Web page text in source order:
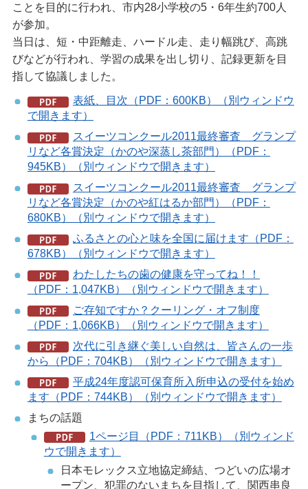
ことを目的に行われ、市内28小学校の5・6年生約700人
が参加。
当日は、短・中距離走、ハードル走、走り幅跳び、高跳
びなどが行われ、学習の成果を出し切り、記録更新を目
指して協議しました。
表紙、目次（PDF：600KB）（別ウィンドウ
で開きます）
スイーツコンクール2011最終審査 グランプ
リなど各賞決定（かのや深蒸し茶部門）（PDF：
945KB）（別ウィンドウで開きます）
スイーツコンクール2011最終審査 グランプ
リなど各賞決定（かのや紅はるか部門）（PDF：
680KB）（別ウィンドウで開きます）
ふるさとの心と味を全国に届けます（PDF：
678KB）（別ウィンドウで開きます）
わたしたちの歯の健康を守ってね！！
（PDF：1,047KB）（別ウィンドウで開きます）
ご存知ですか？クーリング・オフ制度
（PDF：1,066KB）（別ウィンドウで開きます）
次代に引き継ぐ美しい自然は、皆さんの一歩
から（PDF：704KB）（別ウィンドウで開きます）
平成24年度認可保育所入所申込の受付を始め
ます（PDF：744KB）（別ウィンドウで開きます）
まちの話題
1ページ目（PDF：711KB）（別ウィンド
ウで開きます）
日本モレックス立地協定締結、つどいの広場オ
ープン、犯罪のないまちを目指して、関西串良